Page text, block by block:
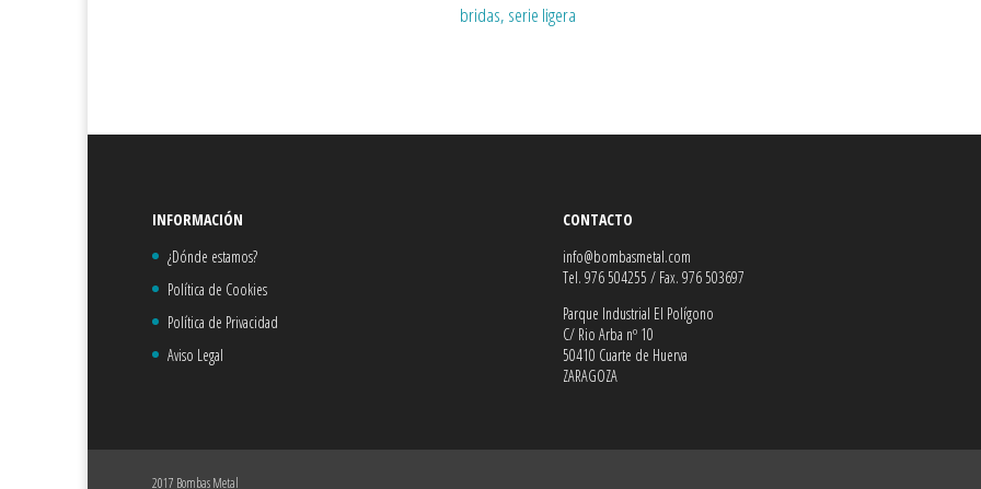
bridas, serie ligera
INFORMACIÓN
¿Dónde estamos?
Política de Cookies
Política de Privacidad
Aviso Legal
CONTACTO
info@bombasmetal.com
Tel. 976 504255 / Fax. 976 503697
Parque Industrial El Polígono
C/ Rio Arba nº 10
50410 Cuarte de Huerva
ZARAGOZA
2017 Bombas Metal